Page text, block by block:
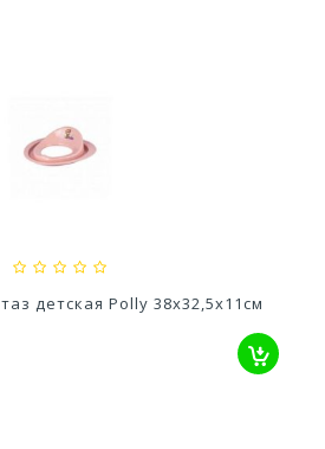
компоста 60гр
детская Polly 38х32,5х11см